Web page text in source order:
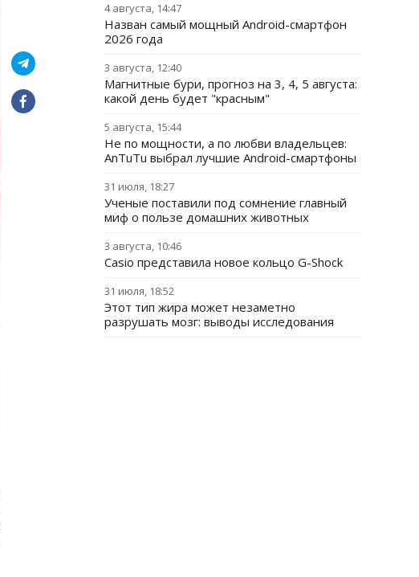
4 августа, 14:47
Назван самый мощный Android-смартфон
2026 года
3 августа, 12:40
Магнитные бури, прогноз на 3, 4, 5 августа:
какой день будет "красным"
5 августа, 15:44
Не по мощности, а по любви владельцев:
AnTuTu выбрал лучшие Android-смартфоны
31 июля, 18:27
Ученые поставили под сомнение главный
миф о пользе домашних животных
3 августа, 10:46
Casio представила новое кольцо G-Shock
31 июля, 18:52
Этот тип жира может незаметно
разрушать мозг: выводы исследования